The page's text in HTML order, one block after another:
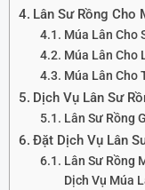
Lân Sư Rồng Cho
Múa Lân Cho
Múa Lân Cho
Múa Lân Cho
Dịch Vụ Lân Sư
Lân Sư Rồng
Đặt Dịch Vụ Lân
Lân Sư Rồng
Dịch Vụ Múa